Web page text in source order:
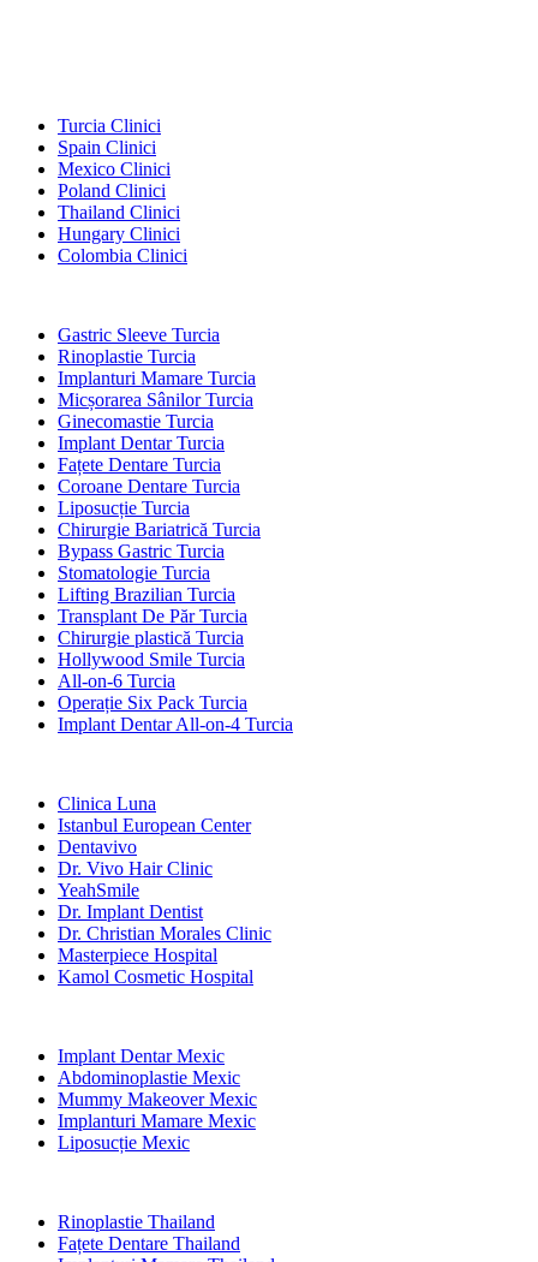
Turcia Clinici
Spain Clinici
Mexico Clinici
Poland Clinici
Thailand Clinici
Hungary Clinici
Colombia Clinici
Gastric Sleeve Turcia
Rinoplastie Turcia
Implanturi Mamare Turcia
Micșorarea Sânilor Turcia
Ginecomastie Turcia
Implant Dentar Turcia
Fațete Dentare Turcia
Coroane Dentare Turcia
Liposucție Turcia
Chirurgie Bariatrică Turcia
Bypass Gastric Turcia
Stomatologie Turcia
Lifting Brazilian Turcia
Transplant De Păr Turcia
Chirurgie plastică Turcia
Hollywood Smile Turcia
All-on-6 Turcia
Operație Six Pack Turcia
Implant Dentar All-on-4 Turcia
Clinica Luna
Istanbul European Center
Dentavivo
Dr. Vivo Hair Clinic
YeahSmile
Dr. Implant Dentist
Dr. Christian Morales Clinic
Masterpiece Hospital
Kamol Cosmetic Hospital
Implant Dentar Mexic
Abdominoplastie Mexic
Mummy Makeover Mexic
Implanturi Mamare Mexic
Liposucție Mexic
Rinoplastie Thailand
Fațete Dentare Thailand